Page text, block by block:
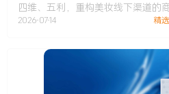
四维、五利，重构美妆线下渠道的
2026-07-14 精